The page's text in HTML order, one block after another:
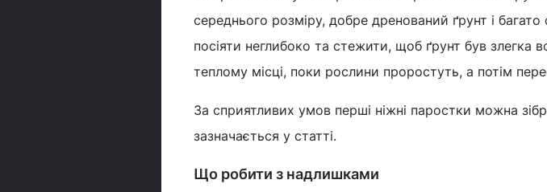
середнього розміру, добре дренований ґрунт і багато
посіяти неглибоко та стежити, щоб ґрунт був
теплому місці, поки рослини проростуть, а потім
За сприятливих умов перші ніжні паростки можна
зазначається у статті.
Що робити з надлишками